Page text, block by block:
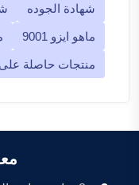
شهادة الجوده
ماهو ايزو 9001
منتجات حاصلة على